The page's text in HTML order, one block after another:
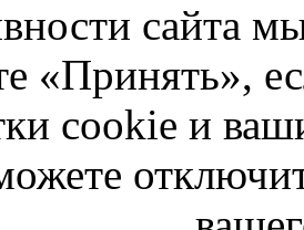
сайта
«Принять»,
cookie и